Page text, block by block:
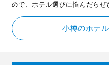
ので、ホテル選びに悩んだらぜ
小樽のホテ